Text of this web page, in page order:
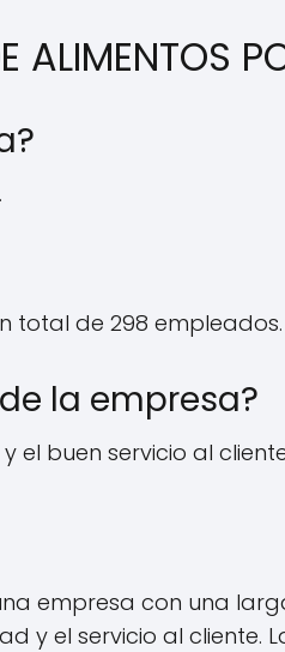
un total de 298 empleados.
la empresa?
el buen servicio al
es una empresa con
el servicio al cliente.